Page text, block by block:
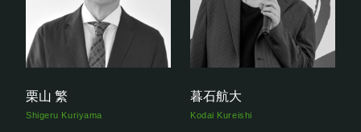
栗山 繁
Shigeru Kuriyama
暮石航大
Kodai Kureishi